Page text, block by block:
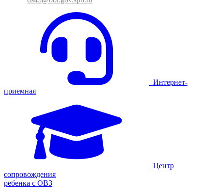
Интернет-
приемная
Центр
сопровождения
ребенка с ОВЗ